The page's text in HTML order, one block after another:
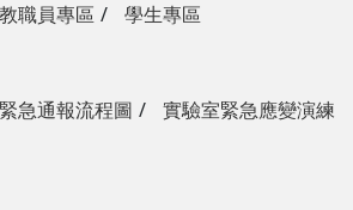
教職員專區 學生專區
緊急通報流程圖 實驗室緊急應變演練